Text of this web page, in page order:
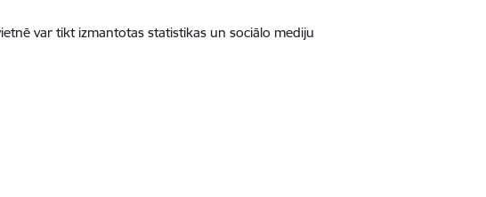
var tikt izmantotas statistikas un sociālo mediju